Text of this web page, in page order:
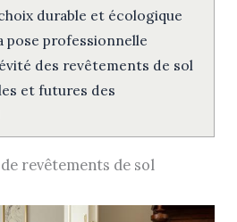
durable et écologique
pose professionnelle
des revêtements de sol
et futures des
revêtements de sol